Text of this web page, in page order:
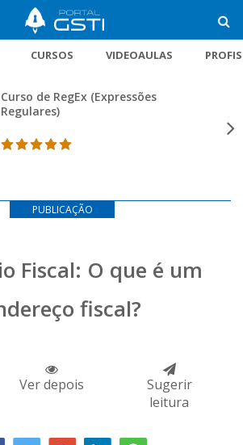
CURSOS VIDEOAULAS
Curso de RegEx (Expressões
Regulares)
PUBLICAÇÃO
Fiscal: O que é um
fiscal?
Ver depois
Sugerir
leitura